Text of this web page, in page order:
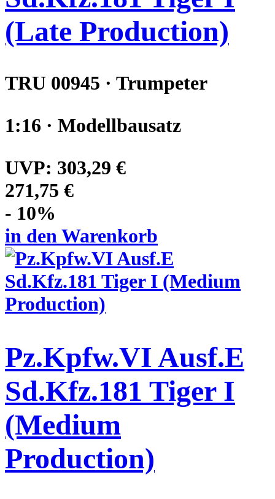
(Late Production)
TRU 00945 · Trumpeter
1:16 · Modellbausatz
UVP: 303,29 €
271,75 €
- 10%
in den Warenkorb
Pz.Kpfw.VI Ausf.E
Sd.Kfz.181 Tiger I
(Medium
Production)